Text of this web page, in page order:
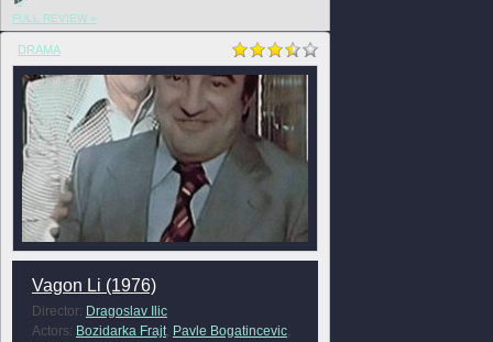
FULL REVIEW »
DRAMA
Vagon Li (1976)
Director: Dragoslav Ilic
Actors: Bozidarka Frajt, Pavle Bogatincevic,